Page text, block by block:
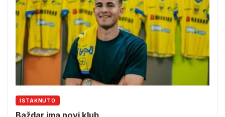
ISTAKNUTO
Baždar ima novi klub